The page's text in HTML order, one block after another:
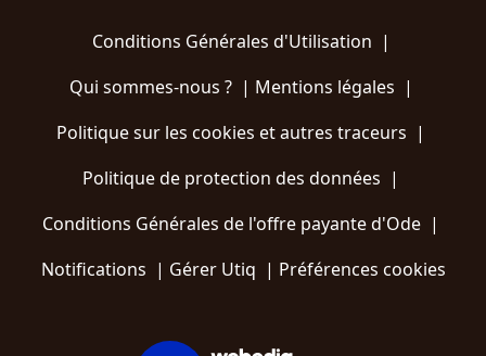
Conditions Générales d'Utilisation |
Qui sommes-nous ?| Mentions légales |
Politique sur les cookies et autres traceurs |
Politique de protection des données |
Conditions Générales de l'offre payante d'Ode |
Notifications | Gérer Utiq | Préférences cookies